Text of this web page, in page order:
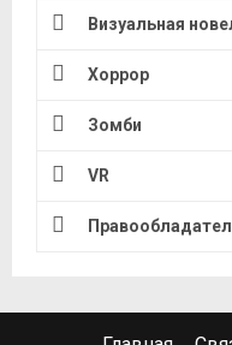
Визуальная
Хоррор
Зомби
VR